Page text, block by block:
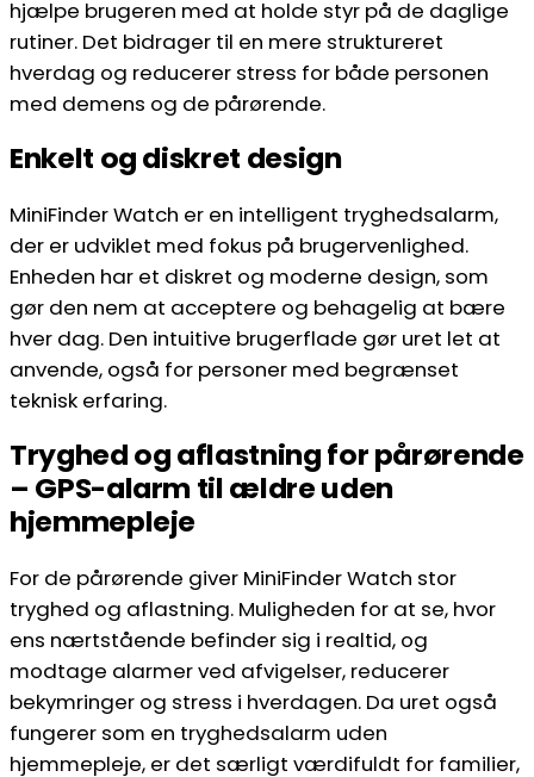
hjælpe brugeren med at holde styr på de daglige
rutiner. Det bidrager til en mere struktureret
hverdag og reducerer stress for både personen
med demens og de pårørende.
Enkelt og diskret design
MiniFinder Watch er en intelligent tryghedsalarm,
der er udviklet med fokus på brugervenlighed.
Enheden har et diskret og moderne design, som
gør den nem at acceptere og behagelig at bære
hver dag. Den intuitive brugerflade gør uret let at
anvende, også for personer med begrænset
teknisk erfaring.
Tryghed og aflastning for pårørende
– GPS-alarm til ældre uden
hjemmepleje
For de pårørende giver MiniFinder Watch stor
tryghed og aflastning. Muligheden for at se, hvor
ens nærtstående befinder sig i realtid, og
modtage alarmer ved afvigelser, reducerer
bekymringer og stress i hverdagen. Da uret også
fungerer som en tryghedsalarm uden
hjemmepleje, er det særligt værdifuldt for familier,